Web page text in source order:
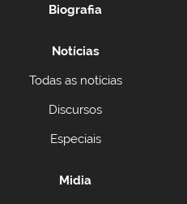
Biografia
Notícias
Todas as notícias
Discursos
Especiais
Midia